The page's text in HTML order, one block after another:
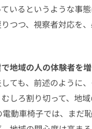
いるというような事
つつ、視察者対応を
地域の人の体験者を
ても、前述のように
しろ割り切って、地
動車椅子では、まだ